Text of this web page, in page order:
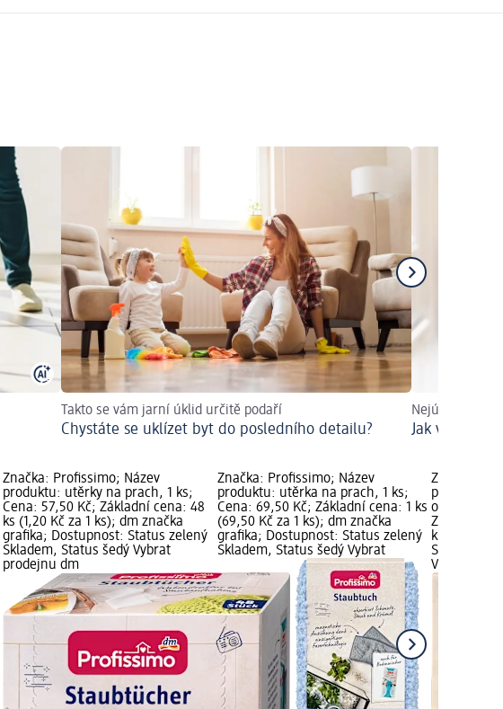
Takto se vám jarní úklid určitě podaří
Chystáte se uklízet byt do posledního detailu?
Nejúčinnější
Jak vyčistit
Značka: Profissimo; Název
produktu: utěrky na prach, 1 ks;
Cena: 57,50 Kč; Základní cena: 48
ks (1,20 Kč za 1 ks); dm značka
grafika; Dostupnost: Status zelený
Skladem, Status šedý Vybrat
prodejnu dm
Značka: Profissimo; Název
produktu: utěrka na prach, 1 ks;
Cena: 69,50 Kč; Základní cena: 1 ks
(69,50 Kč za 1 ks); dm značka
grafika; Dostupnost: Status zelený
Skladem, Status šedý Vybrat
Značka:
produktu:
okna, 1 ks;
Základní
ks); dm
Status
Vybrat